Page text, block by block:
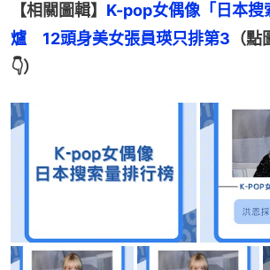
【相關圖輯】 K-pop女偶像「日本搜
爐　12頭身美女張員瑛只排第3 （
👇）